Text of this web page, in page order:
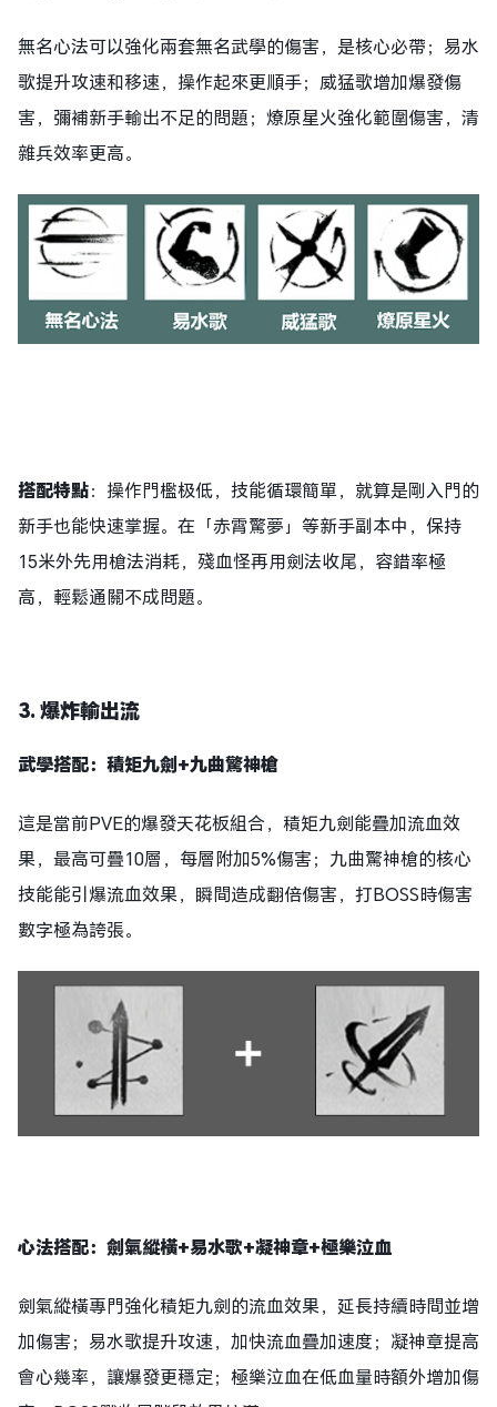
無名心法可以強化兩套無名武學的傷害，是核心必帶；易水
歌提升攻速和移速，操作起來更順手；威猛歌增加爆發傷
害，彌補新手輸出不足的問題；燎原星火強化範圍傷害，清
雜兵效率更高。
搭配特點：操作門檻极低，技能循環簡單，就算是剛入門的
新手也能快速掌握。在「赤霄驚夢」等新手副本中，保持
15米外先用槍法消耗，殘血怪再用劍法收尾，容錯率極
高，輕鬆通關不成問題。
3. 爆炸輸出流
武學搭配：積矩九劍+九曲驚神槍
這是當前PVE的爆發天花板組合，積矩九劍能疊加流血效
果，最高可疊10層，每層附加5%傷害；九曲驚神槍的核心
技能能引爆流血效果，瞬間造成翻倍傷害，打BOSS時傷害
數字極為誇張。
心法搭配：劍氣縱橫+易水歌+凝神章+極樂泣血
劍氣縱橫專門強化積矩九劍的流血效果，延長持續時間並增
加傷害；易水歌提升攻速，加快流血疊加速度；凝神章提高
會心幾率，讓爆發更穩定；極樂泣血在低血量時額外增加傷